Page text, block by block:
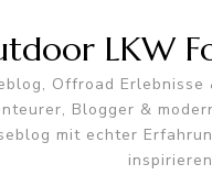
LKW
Offroad
Blogger &
mit echter